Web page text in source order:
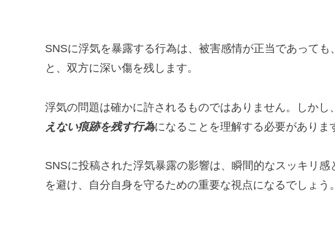
SNSに浮気を暴露する行為は、被害感情が正当であって
と、双方に深い傷を残します。
浮気の問題は確かに許されるものではありません。しか
えない痕跡を残す行為になることを理解する必要がありま
SNSに投稿された浮気暴露の影響は、瞬間的なスッキリ
を避け、自分自身を守るための重要な視点になるでしょう。